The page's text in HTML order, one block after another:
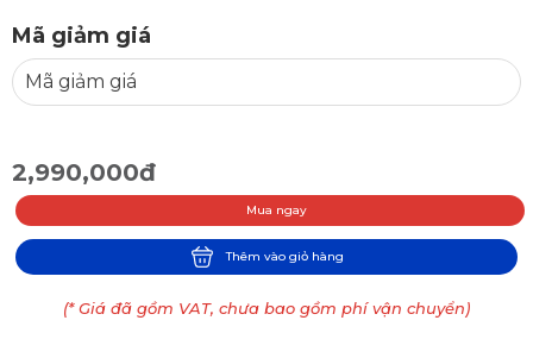
Mã giảm giá
2,990,000đ
Mua ngay
Thêm vào giỏ hàng
(* Giá đã gồm VAT, chưa bao gồm phí vận chuyển)